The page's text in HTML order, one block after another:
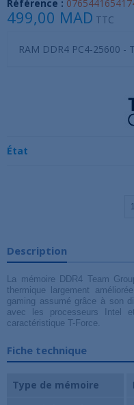
Référence :
499,00 MAD TTC
RAM DDR4 PC4-25600 -
État
Description
La mémoire DDR4 Team
thermique largement
gaming assumé grâce à son
avec les processeurs Intel
caractéristique T-Force.
Fiche technique
Type de mémoire